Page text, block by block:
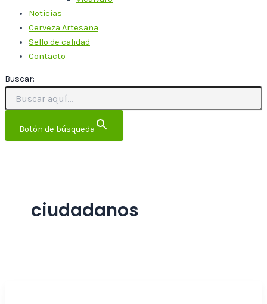
Noticias
Cerveza Artesana
Sello de calidad
Contacto
Buscar:
Botón de búsqueda
ciudadanos